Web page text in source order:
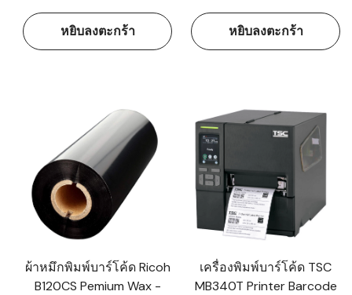
หยิบลงตะกร้า หยิบลงตะกร้า
ผ้าหมึกพิมพ์บาร์โค้ด Ricoh
B120CS Pemium Wax -
เครื่องพิมพ์บาร์โค้ด TSC
MB340T Printer Barcode